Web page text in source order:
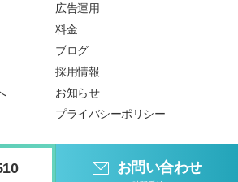
広告運用
料金
ブログ
採用情報
お知らせ
プライバシーポリシー
お問い合わせ